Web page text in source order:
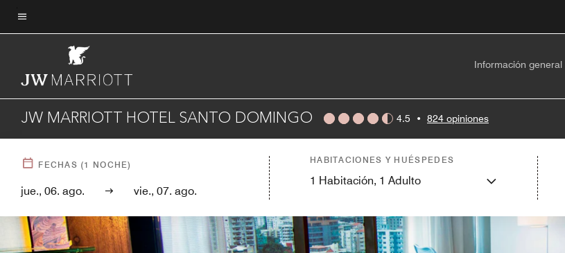
Skip
toTexto del menú
Información general
JW MARRIOTT HOTEL SANTO DOMINGO 4.5 • 824 opiniones
FECHAS (1 NOCHE)
jue., 06. ago. vie., 07. ago.
HABITACIONES Y HUÉSPEDES
1 Habitación, 1 Adulto